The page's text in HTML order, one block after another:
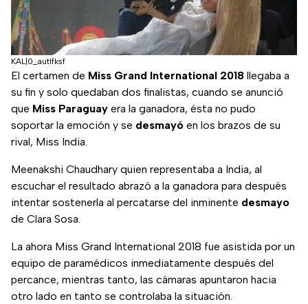
KAL|0_autlfksf
El certamen de Miss Grand International 2018 llegaba a
su fin y solo quedaban dos finalistas, cuando se anunció
que Miss Paraguay era la ganadora, ésta no pudo
soportar la emoción y se desmayó en los brazos de su
rival, Miss India.
Meenakshi Chaudhary quien representaba a India, al
escuchar el resultado abrazó a la ganadora para después
intentar sostenerla al percatarse del inminente desmayo
de Clara Sosa.
La ahora Miss Grand International 2018 fue asistida por un
equipo de paramédicos inmediatamente después del
percance, mientras tanto, las cámaras apuntaron hacia
otro lado en tanto se controlaba la situación.